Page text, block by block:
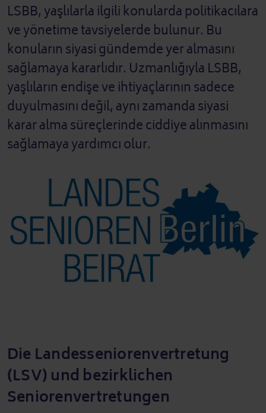
LSBB, yaşlılarla ilgili konularda politikacılara
ve yönetime tavsiyelerde bulunur. Bu
konuların siyasi gündemde yer almasını
sağlamaya kararlıdır. Uzmanlığıyla LSBB,
yaşlıların endişe ve ihtiyaçlarının sadece
duyulmasını değil, aynı zamanda siyasi
karar alma süreçlerinde ciddiye alınmasını
sağlamaya yardımcı olur.
Die Landesseniorenvertretung
(LSV) und bezirklichen
Seniorenvertretungen